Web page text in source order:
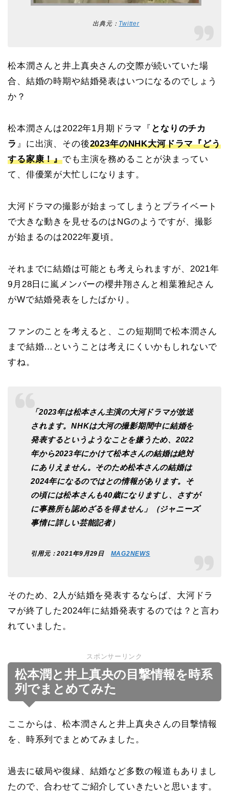
出典元： Twitter
松本潤さんと井上真央さんの交際が続いていた場
合、結婚の時期や結婚発表はいつになるのでしょう
か？
松本潤さんは2022年1月期ドラマ『 となりのチカ
ラ 』に出演、その後2023年のNHK大河ドラマ『どう
する家康！』でも主演を務めることが決まってい
て、俳優業が大忙しになります。
大河ドラマの撮影が始まってしまうとプライベート
で大きな動きを見せるのはNGのようですが、撮影
が始まるのは2022年夏頃。
それまでに結婚は可能とも考えられますが、2021年
9月28日に嵐メンバーの櫻井翔さんと相葉雅紀さん
がWで結婚発表をしたばかり。
ファンのことを考えると、この短期間で松本潤さん
まで結婚…ということは考えにくいかもしれないで
すね。
「2023年は松本さん主演の大河ドラマが放送
されます。NHKは大河の撮影期間中に結婚を
発表するというようなことを嫌うため、2022
年から2023年にかけて松本さんの結婚は絶対
にありえません。そのため松本さんの結婚は
2024年になるのではとの情報があります。そ
の頃には松本さんも40歳になりますし、さすが
に事務所も認めざるを得ません」（ジャニーズ
事情に詳しい芸能記者）
引用元：2021年9月29日 MAG2NEWS
そのため、2人が結婚を発表するならば、大河ドラ
マが終了した2024年に結婚発表するのでは？と言わ
れていました。
スポンサーリンク
松本潤と井上真央の目撃情報を時系
列でまとめてみた
ここからは、松本潤さんと井上真央さんの目撃情報
を、時系列でまとめてみました。
過去に破局や復縁、結婚など多数の報道もありまし
たので、合わせてご紹介していきたいと思います。